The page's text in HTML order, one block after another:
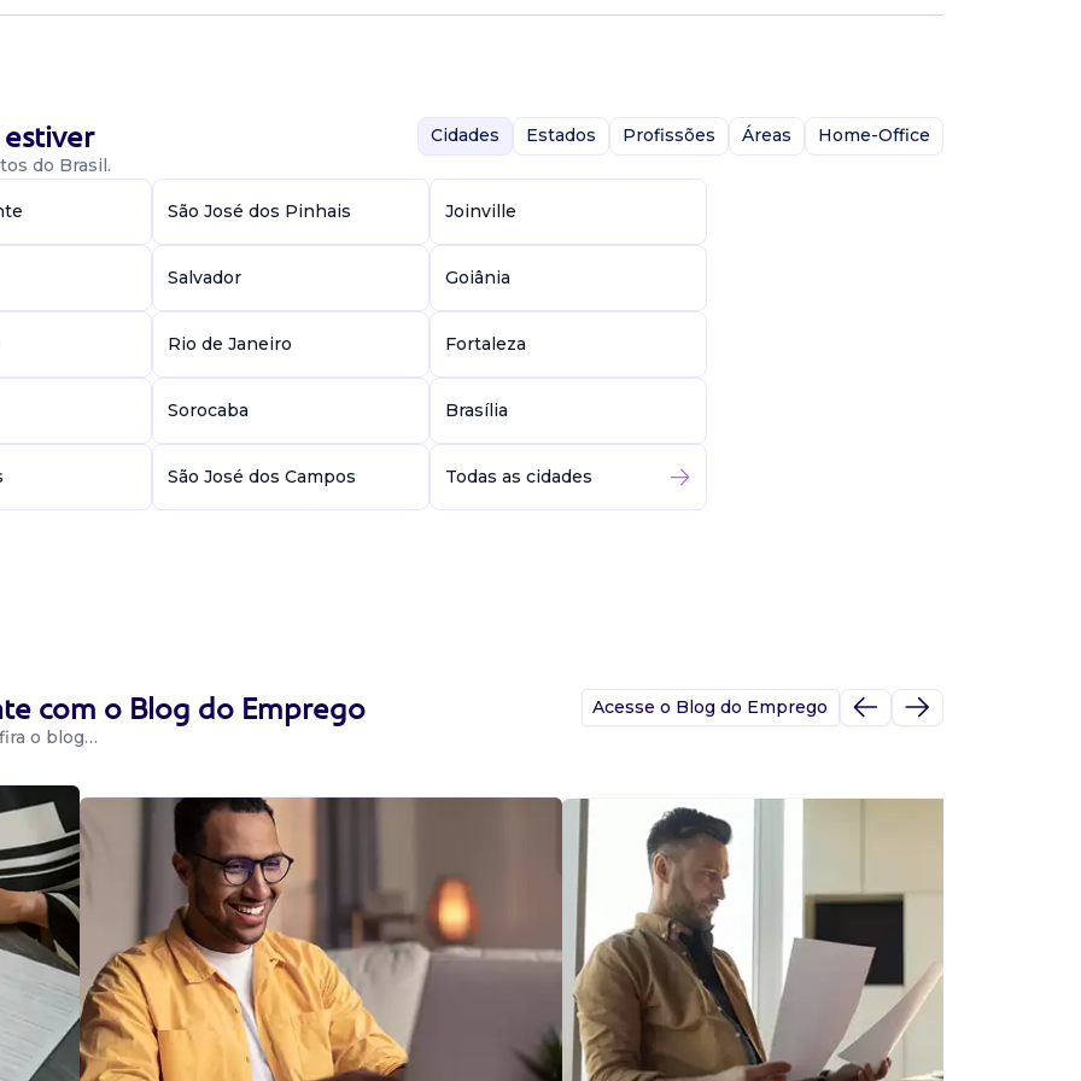
para utiliza...
relevantes
de
relacionadas a
do Brasil.
Cidades Estados Profissões Áreas Home-Office
São José dos Pinhais Joinville
Salvador Goiânia
Rio de Janeiro Fortaleza
Sorocaba Brasília
São José dos Campos Todas as cidades
com o Blog do Emprego
o blog…
Acesse o Blog do Emprego